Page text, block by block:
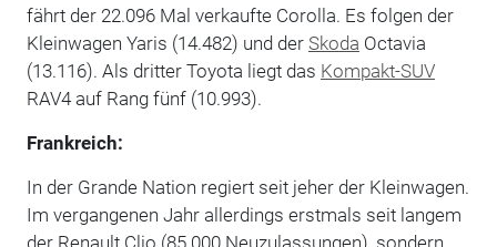
fährt der 22.096 Mal verkaufte Corolla. Es folgen der
Kleinwagen Yaris (14.482) und der Skoda Octavia
(13.116). Als dritter Toyota liegt das Kompakt-SUV
RAV4 auf Rang fünf (10.993).
Frankreich:
In der Grande Nation regiert seit jeher der Kleinwagen.
Im vergangenen Jahr allerdings erstmals seit langem
der Renault Clio (85.000 Neuzulassungen), sondern